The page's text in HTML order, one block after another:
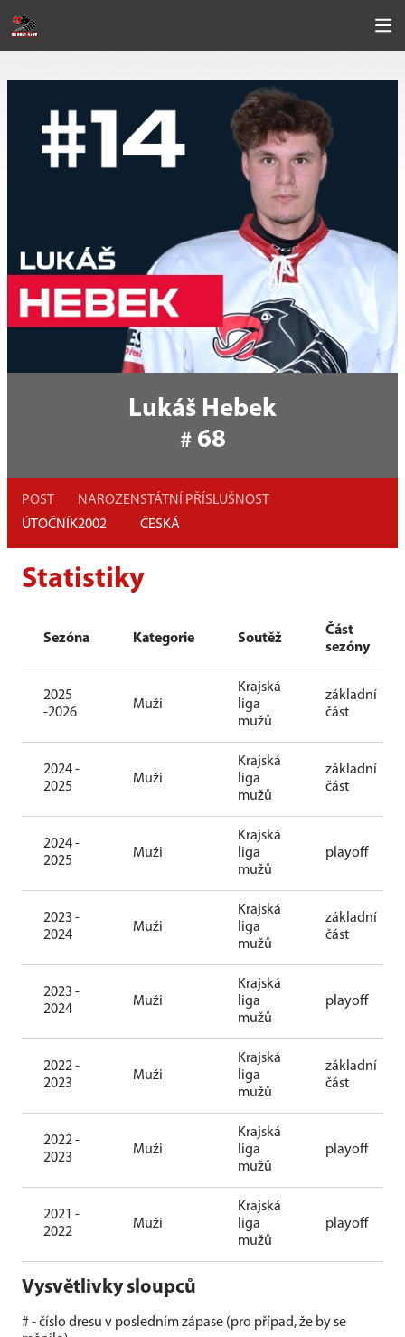
Lukáš Hebek
# 68
POST
ÚTOČNÍK
NAROZEN
2002
STÁTNÍ PŘÍSLUŠNOST
ČESKÁ
Statistiky
Sezóna Kategorie Soutěž
Část
sezóny
2025
-2026
Muži
Krajská
liga
mužů
základní
část
2024 -
2025
Muži
Krajská
liga
mužů
základní
část
2024 -
2025
Muži
Krajská
liga
mužů
playoff
2023 -
2024
Muži
Krajská
liga
mužů
základní
část
2023 -
2024
Muži
Krajská
liga
mužů
playoff
2022 -
2023
Muži
Krajská
liga
mužů
základní
část
2022 -
2023
Muži
Krajská
liga
mužů
playoff
2021 -
2022
Muži
Krajská
liga
mužů
playoff
Vysvětlivky sloupců
# - číslo dresu v posledním zápase (pro případ, že by se